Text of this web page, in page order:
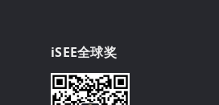
iSEE全球奖